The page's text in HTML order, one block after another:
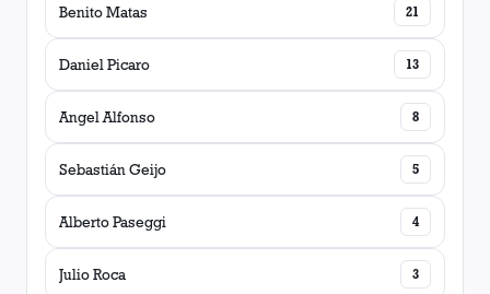
Benito Matas 21
Daniel Picaro 13
Angel Alfonso 8
Sebastián Geijo 5
Alberto Paseggi 4
Julio Roca 3